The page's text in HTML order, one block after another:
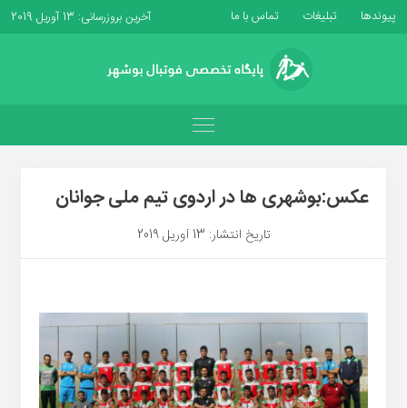
پیوندها تبلیغات تماس با ما آخرین بروزرسانی: 13 آوریل 2019
عکس:بوشهری ها در اردوی تیم ملی جوانان
تاریخ انتشار: 13 آوریل 2019